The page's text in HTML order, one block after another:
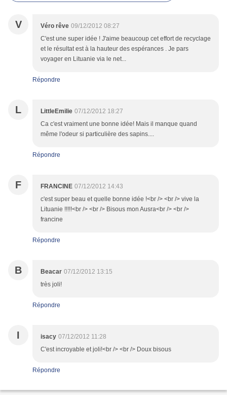
V Véro rêve 09/12/2012 08:27
C'est une super idée ! J'aime beaucoup cet effort de recyclage
et le résultat est à la hauteur des espérances . Je pars
voyager en Lituanie via le net...
Répondre
L LittleEmilie 07/12/2012 18:27
Ca c'est vraiment une bonne idée! Mais il manque quand
même l'odeur si particulière des sapins....
Répondre
F FRANCINE 07/12/2012 14:43
c'est super beau et quelle bonne idée !<br /> <br /> vive la
Lituanie !!!!!<br /> <br /> Bisous mon Ausra<br /> <br />
francine
Répondre
B Beacar 07/12/2012 13:15
très joli!
Répondre
I isacy 07/12/2012 11:28
C'est incroyable et joli!<br /> <br /> Doux bisous
Répondre